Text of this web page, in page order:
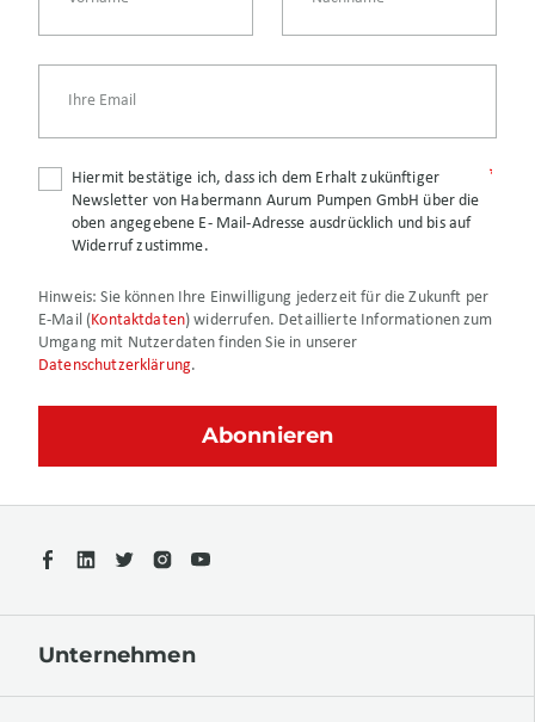
Hiermit bestätige ich, dass ich dem Erhalt zukünftiger
Newsletter von Habermann Aurum Pumpen GmbH über die
oben angegebene E- Mail-Adresse ausdrücklich und bis auf
Widerruf zustimme.
Hinweis: Sie können Ihre Einwilligung jederzeit für die Zukunft per
E-Mail (Kontaktdaten) widerrufen. Detaillierte Informationen zum
Umgang mit Nutzerdaten finden Sie in unserer
Datenschutzerklärung.
Unternehmen